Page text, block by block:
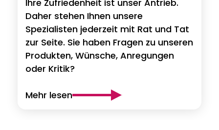
Ihre Zufriedenheit ist unser Antrieb.
Daher stehen Ihnen unsere
Spezialisten jederzeit mit Rat und Tat
zur Seite. Sie haben Fragen zu unseren
Produkten, Wünsche, Anregungen
oder Kritik?
Mehr lesen